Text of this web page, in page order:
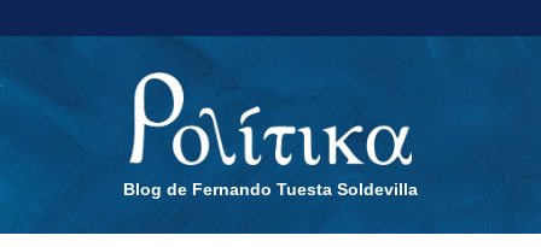
Blog de Fernando Tuesta Soldevilla